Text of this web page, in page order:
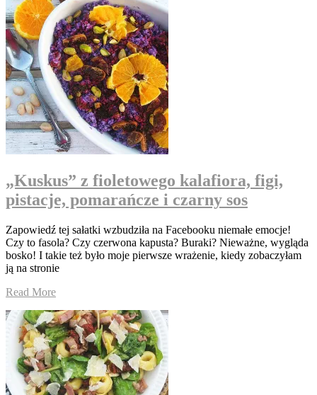
„Kuskus” z fioletowego kalafiora, figi,
pistacje, pomarańcze i czarny sos
Zapowiedź tej sałatki wzbudziła na Facebooku niemałe emocje!
Czy to fasola? Czy czerwona kapusta? Buraki? Nieważne, wygląda
bosko! I takie też było moje pierwsze wrażenie, kiedy zobaczyłam
ją na stronie
Read More